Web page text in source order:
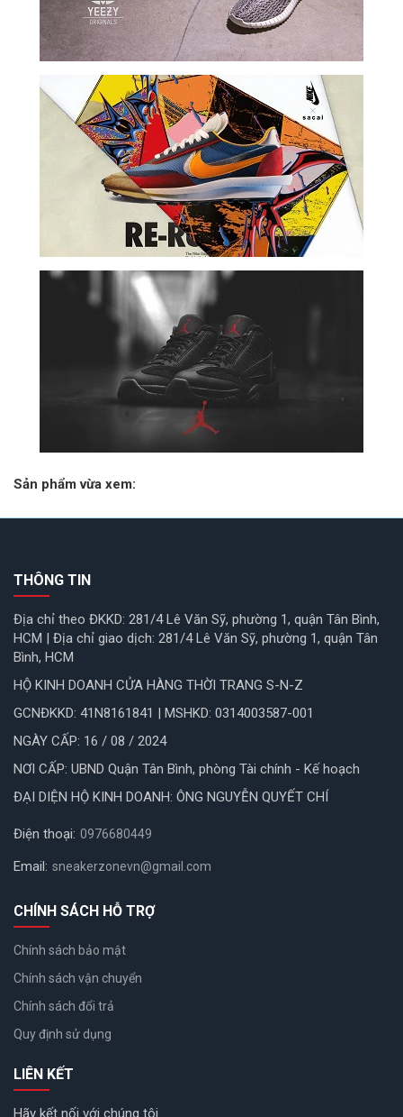
Sản phẩm vừa xem:
THÔNG TIN
Địa chỉ theo ĐKKD: 281/4 Lê Văn Sỹ, phường 1, quận Tân Bình,
HCM | Địa chỉ giao dịch: 281/4 Lê Văn Sỹ, phường 1, quận Tân
Bình, HCM
HỘ KINH DOANH CỬA HÀNG THỜI TRANG S-N-Z
GCNĐKKD: 41N8161841 | MSHKD: 0314003587-001
NGÀY CẤP: 16 / 08 / 2024
NƠI CẤP: UBND Quận Tân Bình, phòng Tài chính - Kế hoạch
ĐẠI DIỆN HỘ KINH DOANH: ÔNG NGUYỄN QUYẾT CHÍ
Điện thoại: 0976680449
Email: sneakerzonevn@gmail.com
CHÍNH SÁCH HỖ TRỢ
Chính sách bảo mật
Chính sách vận chuyển
Chính sách đổi trả
Quy định sử dụng
LIÊN KẾT
Hãy kết nối với chúng tôi.